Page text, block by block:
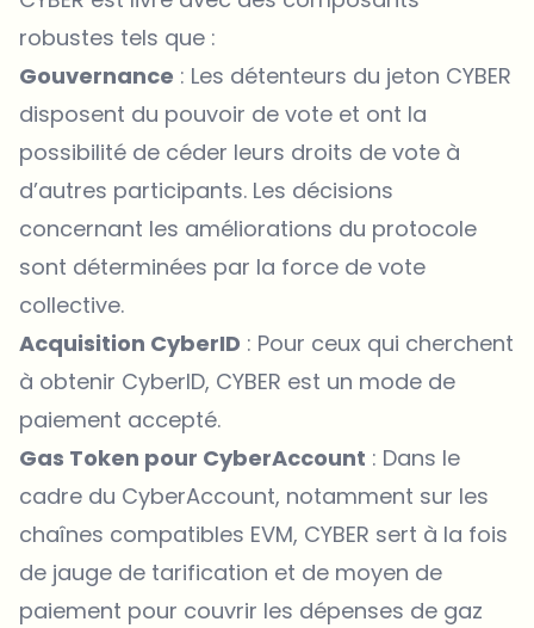
robustes tels que :
Gouvernance : Les détenteurs du jeton CYBER
disposent du pouvoir de vote et ont la
possibilité de céder leurs droits de vote à
d’autres participants. Les décisions
concernant les améliorations du protocole
sont déterminées par la force de vote
collective.
Acquisition CyberID : Pour ceux qui cherchent
à obtenir CyberID, CYBER est un mode de
paiement accepté.
Gas Token pour CyberAccount : Dans le
cadre du CyberAccount, notamment sur les
chaînes compatibles EVM, CYBER sert à la fois
de jauge de tarification et de moyen de
paiement pour couvrir les dépenses de gaz